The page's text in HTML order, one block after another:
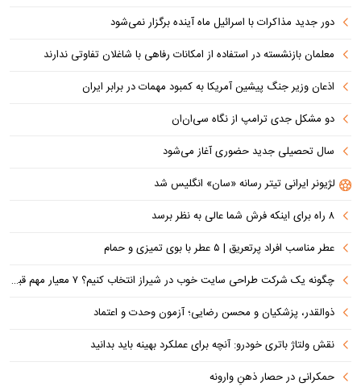
دور جدید مذاکرات با اسرائیل ماه آینده برگزار نمی‌شود
معلمان بازنشسته در استفاده از امکانات رفاهی با شاغلان تفاوتی ندارند
اذعان وزیر جنگ پیشین آمریکا به کمبود مهمات در برابر ایران
دو مشکل جدی ترامپ از نگاه سی‌ان‌ان
سال تحصیلی جدید حضوری آغاز می‌شود
لژیونر ایرانی تیتر رسانه «سان» انگلیس شد
۸ راه برای اینکه فرش شما عالی به نظر برسد
عطر مناسب افراد پرتعریق | ۵ عطر با بوی تمیزی و حمام
چگونه یک شرکت طراحی سایت خوب در شیراز انتخاب کنیم؟ ۷ معیار مهم قبل از سفارش سایت
ذوالقدر، پزشکیان و محسن رضایی؛ آزمون وحدت و اعتماد
نقش ولتاژ باتری خودرو: آنچه برای عملکرد بهینه باید بدانید
حمکرانی در حصار ذهنِ وارونه